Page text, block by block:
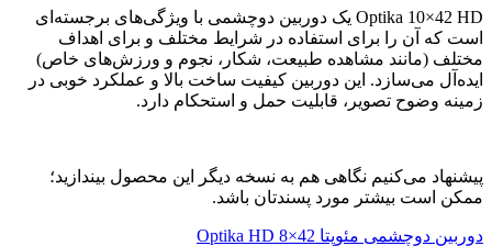
Optika 10×42 HD یک دوربین دوچشمی با ویژگی‌های برجسته‌ای
است که آن را برای استفاده در شرایط مختلف و برای اهداف
مختلف (مانند مشاهده طبیعت، شکار، نجوم و ورزش‌های خاص)
ایده‌آل می‌سازد. این دوربین کیفیت ساخت بالا و عملکرد خوبی در
زمینه وضوح تصویر، قابلیت حمل و استحکام دارد.
پیشنهاد می‌کنیم نگاهی هم به نسخه‌ دیگر این محصول بیندازید؛
ممکن است بیشتر مورد پسندتان باشد.
دوربین دوچشمی مئوپتا Optika HD 8×42